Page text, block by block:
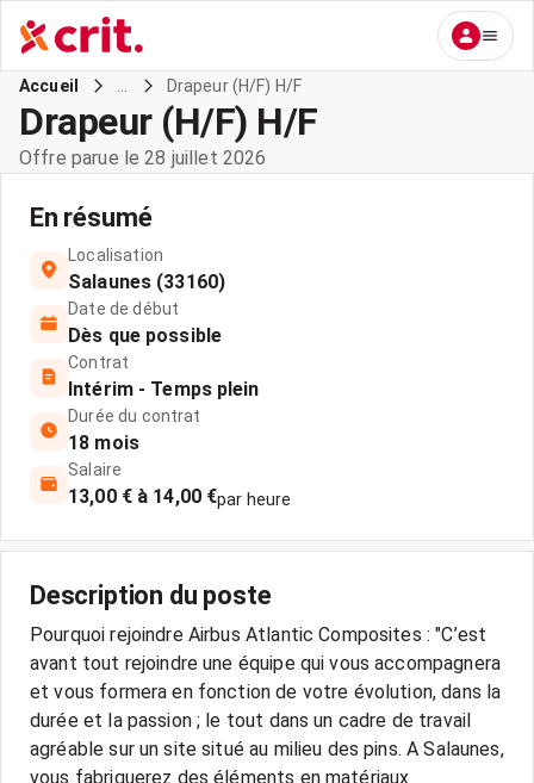
Accueil Drapeur (H/F) H/F
Drapeur (H/F) H/F
Offre parue le 28 juillet 2026
En résumé
Localisation
Salaunes (33160)
Date de début
Dès que possible
Contrat
Intérim - Temps plein
Durée du contrat
18 mois
Salaire
13,00 € à 14,00 €par heure
Description du poste
Pourquoi rejoindre Airbus Atlantic Composites : "C’est
avant tout rejoindre une équipe qui vous accompagnera
et vous formera en fonction de votre évolution, dans la
durée et la passion ; le tout dans un cadre de travail
agréable sur un site situé au milieu des pins. A Salaunes,
vous fabriquerez des éléments en matériaux